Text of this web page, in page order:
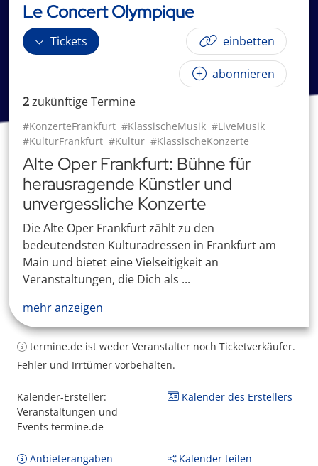
Le Concert Olympique
Tickets einbetten
abonnieren
2zukünftigeTermine
#KonzerteFrankfurt #KlassischeMusik #LiveMusik
#KulturFrankfurt #Kultur #KlassischeKonzerte
Alte Oper Frankfurt: Bühne für
herausragende Künstler und
unvergessliche Konzerte
Die Alte Oper Frankfurt zählt zu den
bedeutendsten Kulturadressen in Frankfurt am
Main und bietet eine Vielseitigkeit an
Veranstaltungen, die Dich als ...
mehr anzeigen
termine.de ist weder Veranstalter noch Ticketverkäufer.
Fehler und Irrtümer vorbehalten.
Kalender-Ersteller:
Veranstaltungen und
Events termine.de
Kalender des Erstellers
Anbieterangaben Kalender teilen